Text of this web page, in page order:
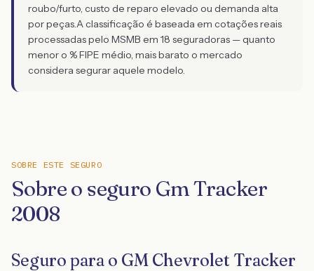
roubo/furto, custo de reparo elevado ou demanda alta
por peças.A classificação é baseada em cotações reais
processadas pelo MSMB em 18 seguradoras — quanto
menor o % FIPE médio, mais barato o mercado
considera segurar aquele modelo.
SOBRE ESTE SEGURO
Sobre o seguro Gm Tracker
2008
Seguro para o GM Chevrolet Tracker